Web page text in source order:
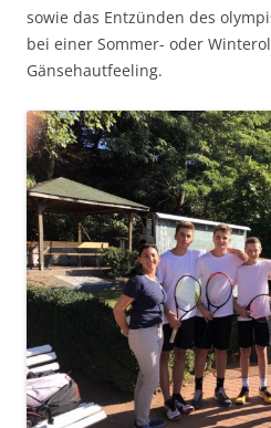
sowie das Entzünden des
bei einer Sommer- oder
Gänsehautfeeling.